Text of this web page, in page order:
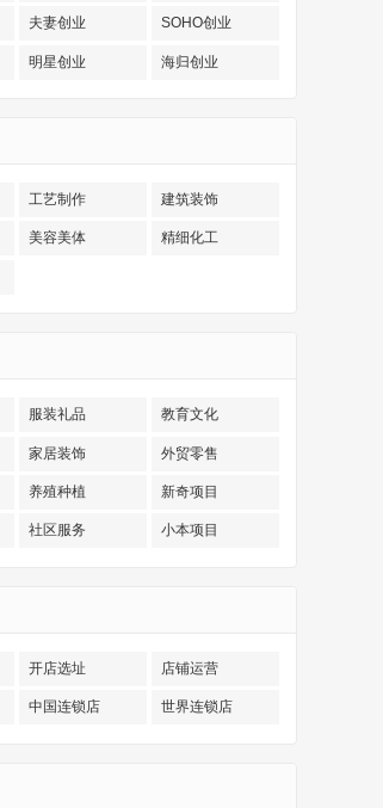
夫妻创业 SOHO创业
明星创业 海归创业
工艺制作 建筑装饰
美容美体 精细化工
服装礼品 教育文化
家居装饰 外贸零售
养殖种植 新奇项目
社区服务 小本项目
开店选址 店铺运营
中国连锁店 世界连锁店